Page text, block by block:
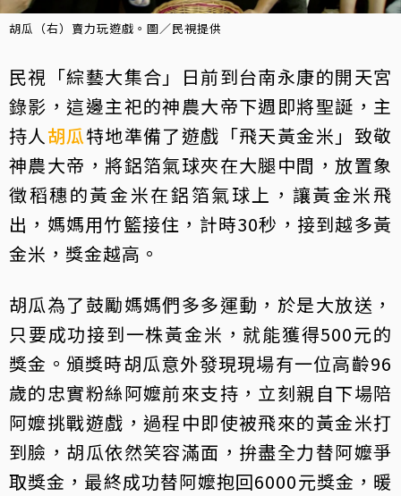
胡瓜（右）賣力玩遊戲。圖／民視提供
民視「綜藝大集合」日前到台南永康的開天宮
錄影，這邊主祀的神農大帝下週即將聖誕，主
持人胡瓜特地準備了遊戲「飛天黃金米」致敬
神農大帝，將鋁箔氣球夾在大腿中間，放置象
徵稻穗的黃金米在鋁箔氣球上，讓黃金米飛
出，媽媽用竹籃接住，計時30秒，接到越多黃
金米，獎金越高。
胡瓜為了鼓勵媽媽們多多運動，於是大放送，
只要成功接到一株黃金米，就能獲得500元的
獎金。頒獎時胡瓜意外發現現場有一位高齡96
歲的忠實粉絲阿嬤前來支持，立刻親自下場陪
阿嬤挑戰遊戲，過程中即使被飛來的黃金米打
到臉，胡瓜依然笑容滿面，拚盡全力替阿嬤爭
取獎金，最終成功替阿嬤抱回6000元獎金，暖